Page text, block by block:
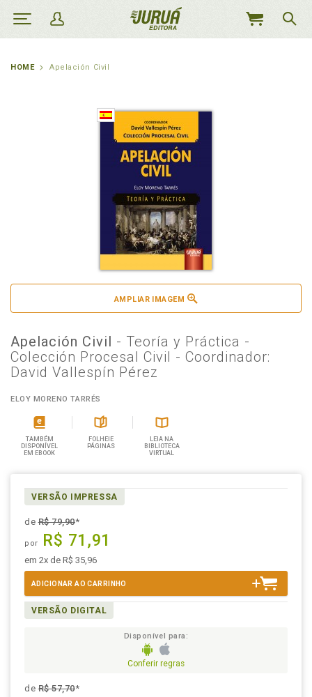
MEU
HOME Apelación Civil
AMPLIAR IMAGEM
Apelación Civil - Teoría y Práctica -
Colección Procesal Civil - Coordinador:
David Vallespín Pérez
ELOY MORENO TARRÉS
TAMBÉM
DISPONÍVEL
EM EBOOK
FOLHEIE
PÁGINAS
LEIA NA
BIBLIOTECA
VIRTUAL
VERSÃO IMPRESSA
deR$ 79,90*
por R$ 71,91
em 2x de R$ 35,96
ADICIONAR AO CARRINHO
VERSÃO DIGITAL
Disponível para:
Conferir regras
deR$ 57,70*